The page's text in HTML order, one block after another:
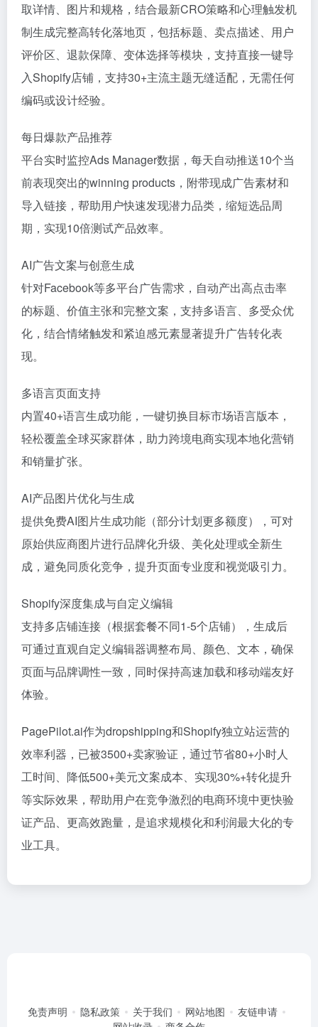
取详情、图片和规格，结合最新CRO策略和心理触发机
制生成完整高转化落地页，包括标题、卖点描述、用户
评价区、退款保障、变体选择等模块，支持直接一键导
入Shopify店铺，支持30+主流主题无缝适配，无需任何
编码或设计经验。
每日爆款产品推荐
平台实时监控Ads Manager数据，每天自动推送10个当
前表现突出的winning products，附带现成广告素材和
导入链接，帮助用户快速发现潜力品类，缩短选品周
期，实现10倍测试产品效率。
AI广告文案与创意生成
针对Facebook等多平台广告需求，自动产出高点击率
的标题、价值主张和完整文案，支持多语言、多受众优
化，结合情绪触发和紧迫感元素显著提升广告转化表
现。
多语言页面支持
内置40+语言生成功能，一键切换目标市场语言版本，
轻松覆盖全球买家群体，助力跨境电商实现本地化营销
和销量扩张。
AI产品图片优化与生成
提供免费AI图片生成功能（部分计划更多额度），可对
原始供应商图片进行品牌化升级、美化处理或全新生
成，避免同质化竞争，提升页面专业度和视觉吸引力。
Shopify深度集成与自定义编辑
支持多店铺连接（根据套餐不同1-5个店铺），生成后
可通过直观自定义编辑器调整布局、颜色、文本，确保
页面与品牌调性一致，同时保持高速加载和移动端友好
体验。
PagePilot.ai作为dropshipping和Shopify独立站运营的
效率利器，已被3500+卖家验证，通过节省80+小时人
工时间、降低500+美元文案成本、实现30%+转化提升
等实际效果，帮助用户在竞争激烈的电商环境中更快验
证产品、更高效跑量，是追求规模化和利润最大化的专
业工具。
免责声明 隐私政策 关于我们 网站地图
友链申请